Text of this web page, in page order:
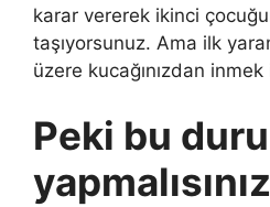
karar vererek ikinci
taşıyorsunuz. Ama ilk
üzere kucağınızdan
Peki bu